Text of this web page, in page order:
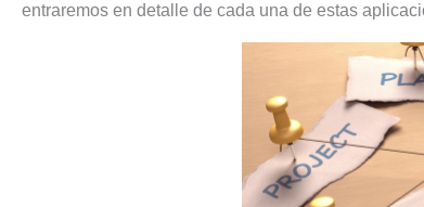
entraremos en detalle de cada una de estas